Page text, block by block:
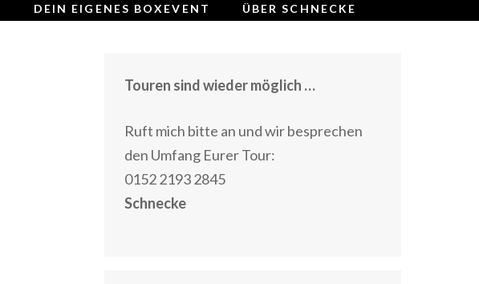
DEIN EIGENES BOXEVENT ÜBER SCHNECKE
Touren sind wieder möglich …
Ruft mich bitte an und wir besprechen
den Umfang Eurer Tour:
0152 2193 2845
Schnecke